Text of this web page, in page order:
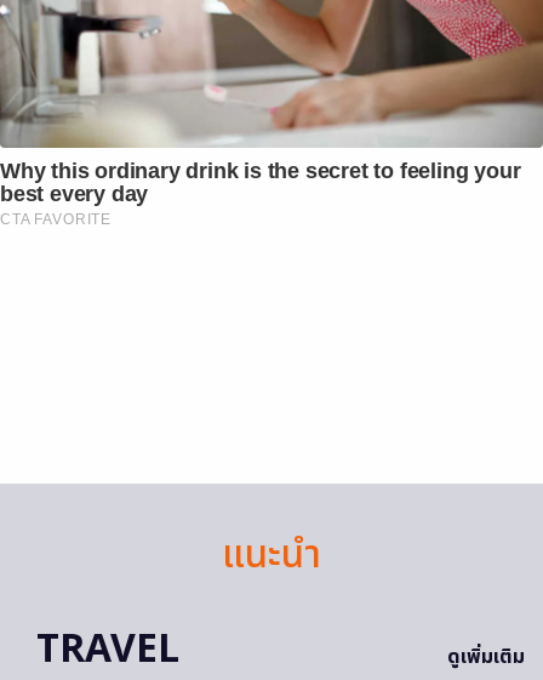
Why this ordinary drink is the secret to feeling your
best every day
CTA FAVORITE
แนะนำ
TRAVEL
ดูเพิ่มเติม